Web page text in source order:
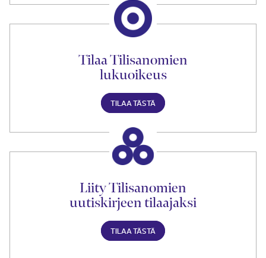
Tilaa Tilisanomien
lukuoikeus
TILAA TÄSTÄ
Liity Tilisanomien
uutiskirjeen tilaajaksi
TILAA TÄSTÄ